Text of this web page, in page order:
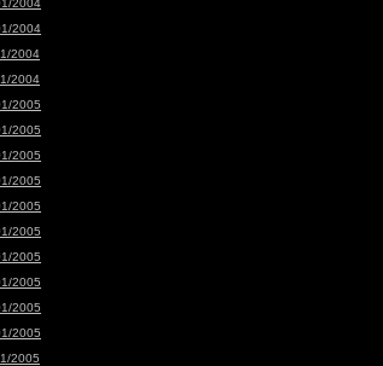
2004
2004
2004
2004
2005
2005
2005
2005
2005
2005
2005
2005
2005
2005
2005